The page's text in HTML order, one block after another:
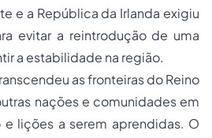
e a República da Irlanda exigiu
evitar a reintrodução de uma
a estabilidade na região.
as fronteiras do Reino
nações e comunidades em
lições a serem aprendidas. O